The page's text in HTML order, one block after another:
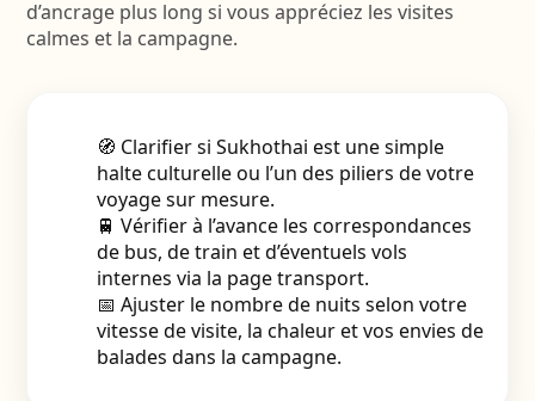
d’ancrage plus long si vous appréciez les visites
calmes et la campagne.
🧭 Clarifier si Sukhothai est une simple
halte culturelle ou l’un des piliers de votre
voyage sur mesure.
🚆 Vérifier à l’avance les correspondances
de bus, de train et d’éventuels vols
internes via la page transport.
📅 Ajuster le nombre de nuits selon votre
vitesse de visite, la chaleur et vos envies de
balades dans la campagne.